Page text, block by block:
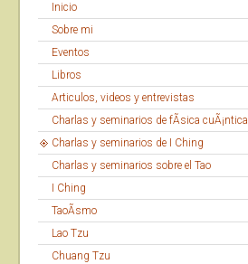
Inicio
Sobre mi
Eventos
Libros
Articulos, videos y entrevistas
Charlas y seminarios de fÃ­sica cuÃ¡ntica
Charlas y seminarios de I Ching
Charlas y seminarios sobre el Tao
I Ching
TaoÃ­smo
Lao Tzu
Chuang Tzu